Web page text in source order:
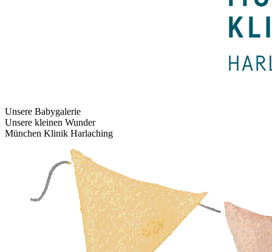
Unsere Babygalerie
Unsere kleinen Wunder
München Klinik Harlaching